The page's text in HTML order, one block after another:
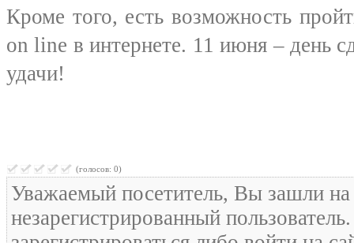
Кроме того, есть возможность
on line в интернете. 11 июня – день
удачи!
(голосов: 0)
Уважаемый посетитель, Вы зашли на
незарегистрированный